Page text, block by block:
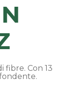
fibre. Con 13